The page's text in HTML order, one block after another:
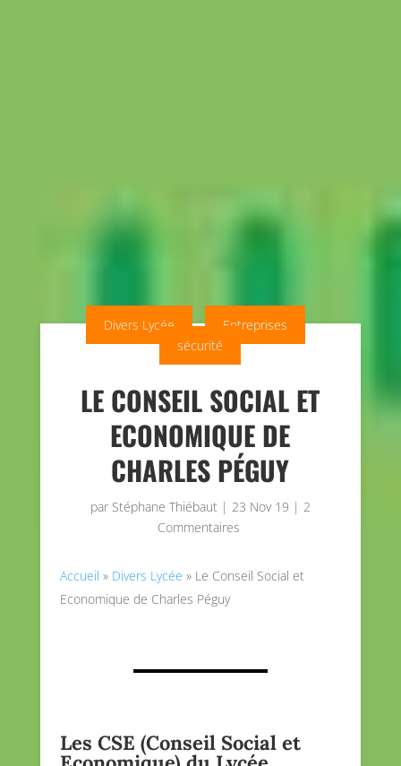
Divers Lycée
Entreprises
sécurité
LE CONSEIL SOCIAL ET
ECONOMIQUE DE
CHARLES PÉGUY
par Stéphane Thiébaut| 23 Nov 19 | 2
Commentaires
Accueil » Divers Lycée » Le Conseil Social et
Economique de Charles Péguy
Les CSE (Conseil Social et